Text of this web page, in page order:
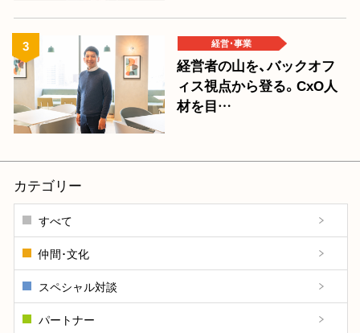
経営･事業
経営者の山を、バックオフ
ィス視点から登る。CxO人
材を目…
カテゴリー
すべて
仲間･文化
スペシャル対談
パートナー